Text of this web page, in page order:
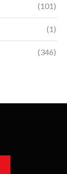
(101)
(1)
(346)